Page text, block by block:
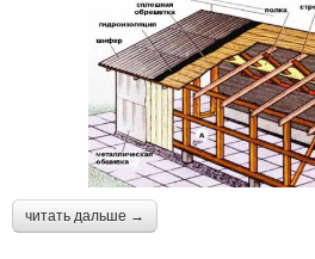
читать дальше →